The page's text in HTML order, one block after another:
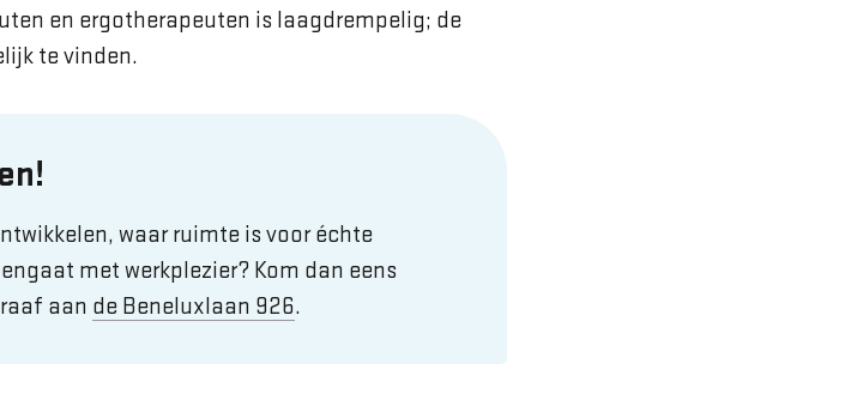
en ergotherapeuten is laagdrempelig; de
te vinden.
waar ruimte is voor échte
met werkplezier? Kom dan eens
aan de Beneluxlaan 926.